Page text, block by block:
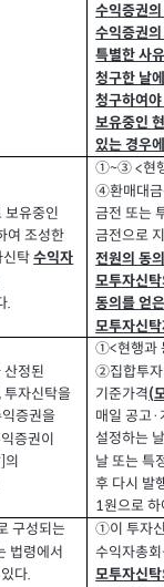
수익증권
수익증권
특별한 사
청구한 날
청구하여
보유중인
있는 경우
유중인
여 조성한
신탁수익자
.
①~③<현
④환매대금
금전 또는
금전으로
전원의 동
모투자신
동의를 얻
모투자신
산정된
,투자신탁을
증권을
증권이
의
①<현행과
②집합투
기준가격(
매일 공고·
설정하는
날 또는 특
후 다시 발
1원으로 하
구성되는
법령에서
다.
①이 투자
수익자총
모투자신